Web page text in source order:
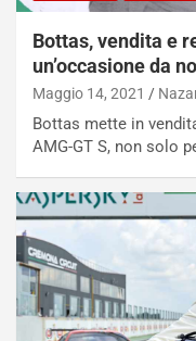
Bottas, vendita e
un’occasione da
Maggio 14, 2021
Bottas mette in
AMG-GT S, non solo